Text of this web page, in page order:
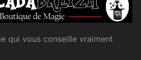
qui vous conseille vraiment